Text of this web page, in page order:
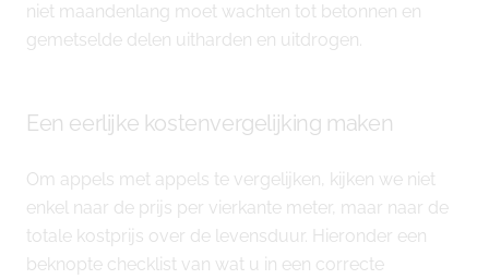
niet maandenlang moet wachten tot betonnen en
gemetselde delen uitharden en uitdrogen.
Een eerlijke kostenvergelijking maken
Om appels met appels te vergelijken, kijken we niet
enkel naar de prijs per vierkante meter, maar naar de
totale kostprijs over de levensduur. Hieronder een
beknopte checklist van wat u in een correcte